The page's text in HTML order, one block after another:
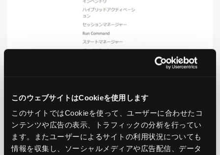
このウェブサイトはCookieを使用します
このサイトではCookieを使って、ユーザーに合わせたコ
ンテンツや広告の表示、トラフィックの分析を行ってい
ます。またユーザーによるサイトの利用状況についても
情報を収集し、ソーシャルメディアや広告配信、データ
LIKE TWEET
PREV NEXT